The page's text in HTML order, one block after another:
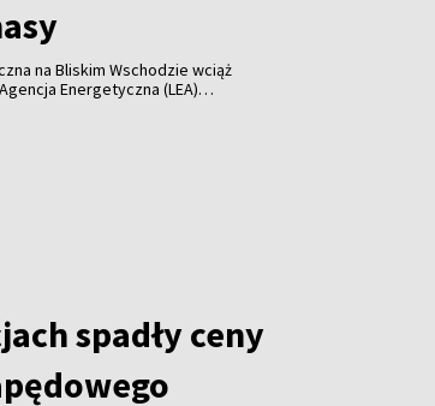
na Bliskim Wschodzie wciąż
Energetyczna (LEA)
spadły ceny